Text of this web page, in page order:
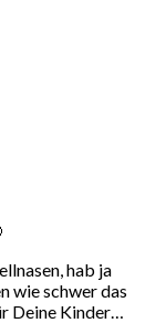
hab ja
wie schwer das
Deine Kinder…